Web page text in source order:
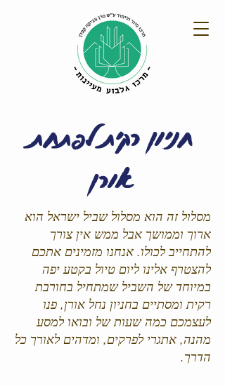
חניון רקית לפתחת
אורן
מסלול זה הוא מסלול שביל ישראל הוא
ארוך וממושך אבל ממש אין צורך
להתחייב לכולו. אנחנו מזמינים אתכם
להצטרף אלינו ליום טיול בקטע יפה
במיוחד של השביל שמתחיל בחורבת
רקית ומסתיים בחניון נחל אורן, פנו
לעצמכם כמה שעות של ובואו למסע
מהנה, אתגרי לפרקים, ומדהים לאורך כל
הדרך.